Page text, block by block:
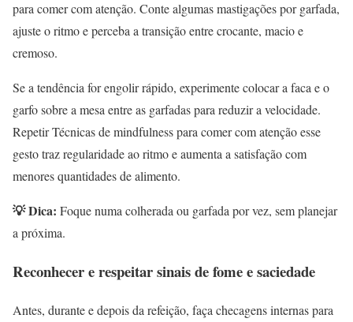
para comer com atenção. Conte algumas mastigações por garfada,
ajuste o ritmo e perceba a transição entre crocante, macio e
cremoso.
Se a tendência for engolir rápido, experimente colocar a faca e o
garfo sobre a mesa entre as garfadas para reduzir a velocidade.
Repetir Técnicas de mindfulness para comer com atenção esse
gesto traz regularidade ao ritmo e aumenta a satisfação com
menores quantidades de alimento.
💡 Dica: Foque numa colherada ou garfada por vez, sem planejar
a próxima.
Reconhecer e respeitar sinais de fome e saciedade
Antes, durante e depois da refeição, faça checagens internas para